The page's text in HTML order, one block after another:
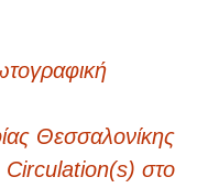
Θεσσαλονίκης
Circulation(s) στο